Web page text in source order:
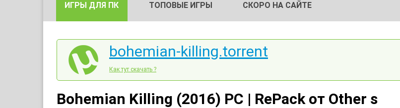
ИГРЫ ДЛЯ ПК ТОПОВЫЕ ИГРЫ СКОРО НА САЙТЕ
bohemian-killing.torrent
Как тут скачать ?
Bohemian Killing (2016) PC | RePack от Other s